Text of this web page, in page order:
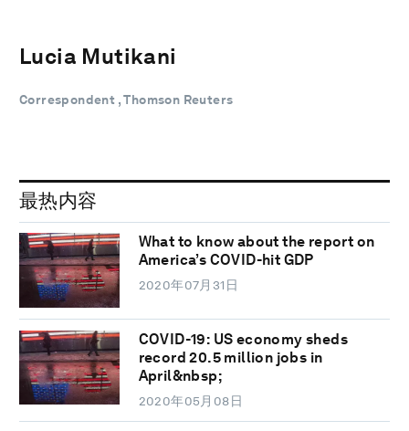
Lucia Mutikani
Correspondent , Thomson Reuters
最热内容
What to know about the report on
America’s COVID-hit GDP
2020年07月31日
COVID-19: US economy sheds
record 20.5 million jobs in
April&nbsp;
2020年05月08日